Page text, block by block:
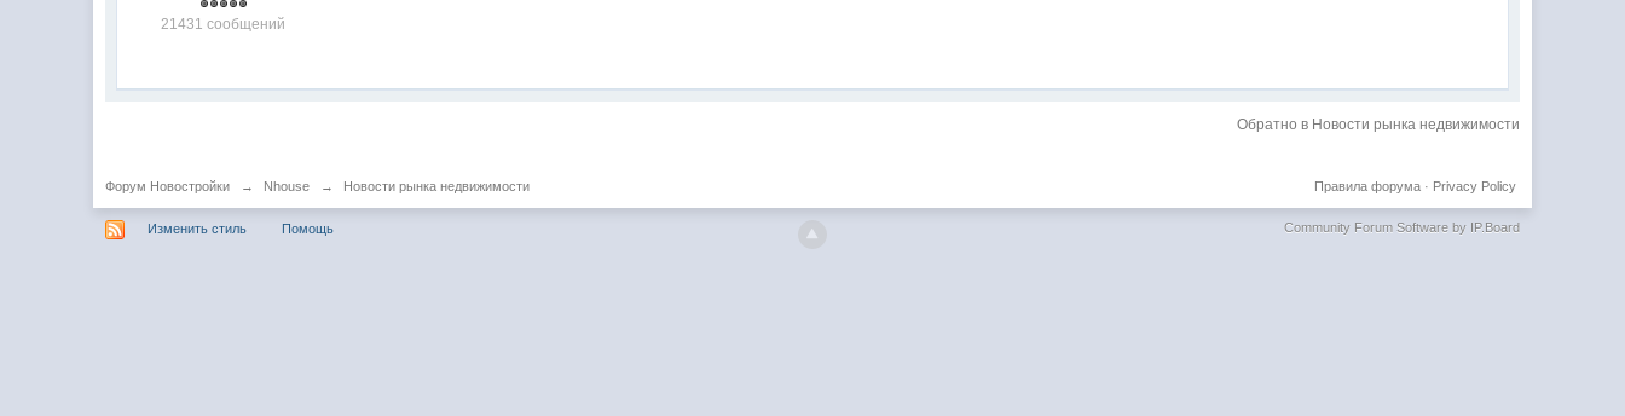
21431 сообщений
Обратно в Новости рынка недвижимости
Форум Новостройки → Nhouse → Новости рынка недвижимости Privacy Policy
Правила форума·
Изменить стиль Помощь Community Forum Software by IP.Board